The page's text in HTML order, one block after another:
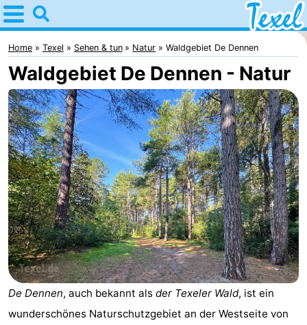
Home
Texel
Tipps
Für
kindern
Dorfer
-
Den
Burg
-
Den
Hoorn
-
De
Cocksdorp
-
De
-
Home Texel Sehen & tun Natur Waldgebiet De Dennen
Waldgebiet De Dennen - Natur
De Dennen, auch bekannt als der Texeler Wald, ist ein
wunderschönes Naturschutzgebiet an der Westseite von